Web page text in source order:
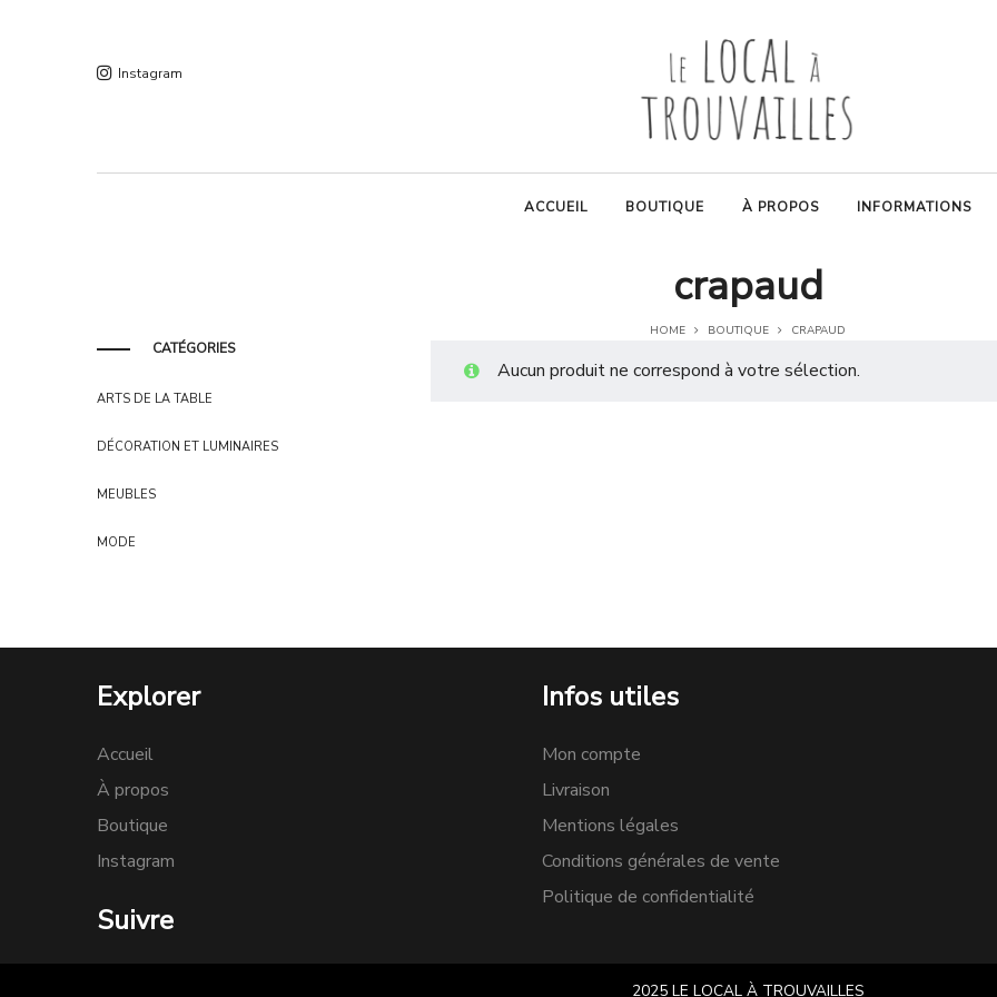
Instagram
ACCUEIL BOUTIQUE À PROPOS INFORMATIONS
crapaud
HOME BOUTIQUE CRAPAUD
Aucun produit ne correspond à votre sélection.
CATÉGORIES
ARTS DE LA TABLE
DÉCORATION ET LUMINAIRES
MEUBLES
MODE
Explorer
Accueil
À propos
Boutique
Instagram
Suivre
Infos utiles
Mon compte
Livraison
Mentions légales
Conditions générales de vente
Politique de confidentialité
2025 LE LOCAL À TROUVAILLES